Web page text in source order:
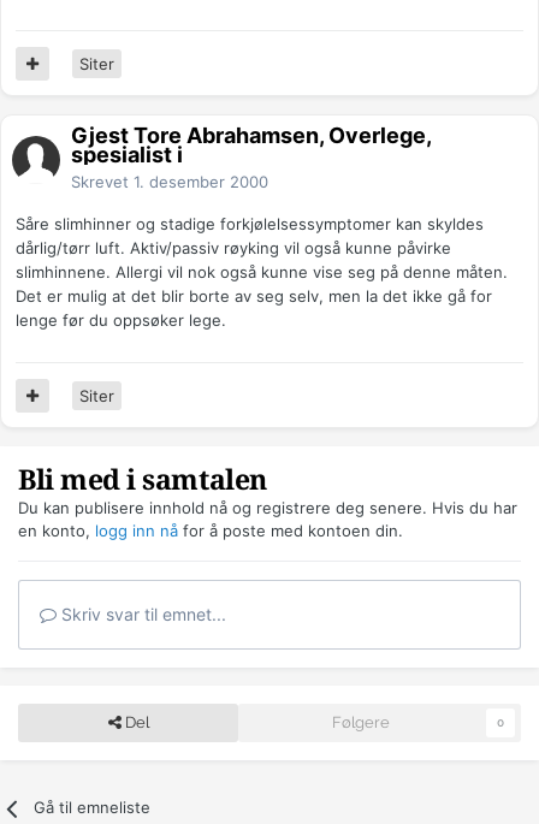
Siter
Gjest Tore Abrahamsen, Overlege,
spesialist i
Skrevet 1. desember 2000
Såre slimhinner og stadige forkjølelsessymptomer kan skyldes
dårlig/tørr luft. Aktiv/passiv røyking vil også kunne påvirke
slimhinnene. Allergi vil nok også kunne vise seg på denne måten.
Det er mulig at det blir borte av seg selv, men la det ikke gå for
lenge før du oppsøker lege.
Siter
Bli med i samtalen
Du kan publisere innhold nå og registrere deg senere. Hvis du har
en konto, logg inn nå for å poste med kontoen din.
Skriv svar til emnet...
Del Følgere 0
Gå til emneliste